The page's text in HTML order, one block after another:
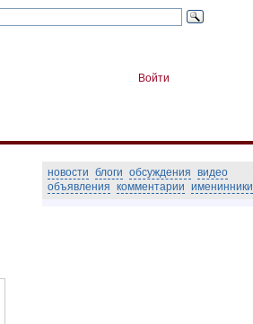
Войти
новости блоги обсуждения видео
объявления комментарии именинники